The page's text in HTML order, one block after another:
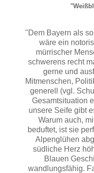
"Dem Bayern als
wäre ein
mürrischer
schwerens recht
gerne und
Mitmenschen,
generell (vgl.
Gesamtsituation
unsere Seife gibt
Warum auch,
beduftet, ist sie
Alpenglühen
südliche Herz
Blauen
wandlungsfähig.